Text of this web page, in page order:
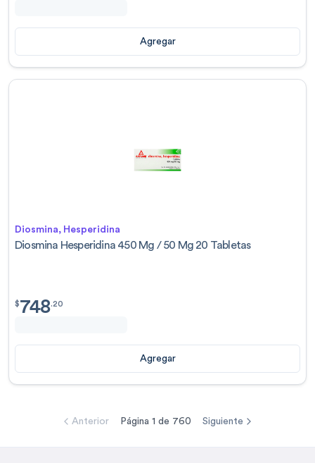
Agregar
Diosmina, Hesperidina
Diosmina Hesperidina 450 Mg / 50 Mg 20 Tabletas
$748.20
$748.20
Agregar
Anterior Página 1 de 760 Siguiente